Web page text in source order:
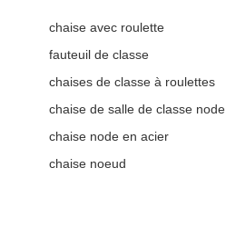
chaise avec roulette
fauteuil de classe
chaises de classe à roulettes
chaise de salle de classe node
chaise node en acier
chaise noeud